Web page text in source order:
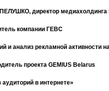
, директор медиахолдинга
компании ГЕВС
и анализ рекламной активности
проекта GEMIUS Belarus
аудиторий в интернете»